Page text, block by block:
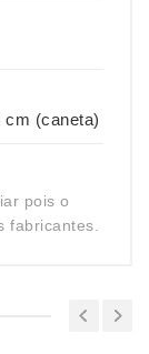
(caneta)
pois o
fabricantes.